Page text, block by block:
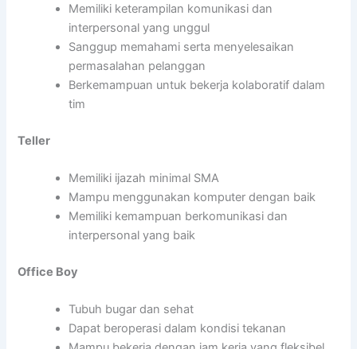
Memiliki keterampilan komunikasi dan
interpersonal yang unggul
Sanggup memahami serta menyelesaikan
permasalahan pelanggan
Berkemampuan untuk bekerja kolaboratif dalam
tim
Teller
Memiliki ijazah minimal SMA
Mampu menggunakan komputer dengan baik
Memiliki kemampuan berkomunikasi dan
interpersonal yang baik
Office Boy
Tubuh bugar dan sehat
Dapat beroperasi dalam kondisi tekanan